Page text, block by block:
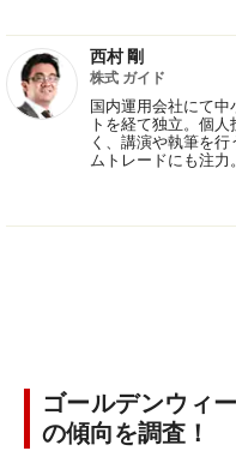
西村 剛
株式 ガイド
国内運用会社にて
トを経て独立。個
く、講演や執筆を
ムトレードにも注力。
ゴールデンウィ
の傾向を調査！